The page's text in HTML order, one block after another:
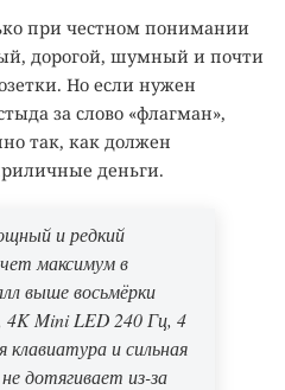
при честном понимании
дорогой, шумный и почти
Но если нужен
за слово «флагман»,
так, как должен
деньги.
и редкий
максимум в
выше восьмёрки
Mini LED 240 Гц, 4
клавиатура и сильная
дотягивает из-за